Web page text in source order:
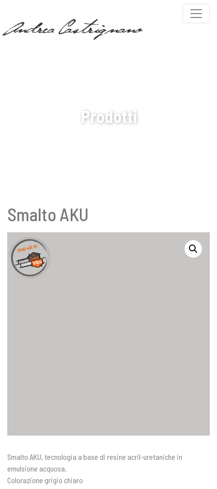
Prodotti
Smalto AKU
Smalto AKU, tecnologia a base di resine acril-uretaniche in
emulsione acquosa.
Colorazione grigio chiaro